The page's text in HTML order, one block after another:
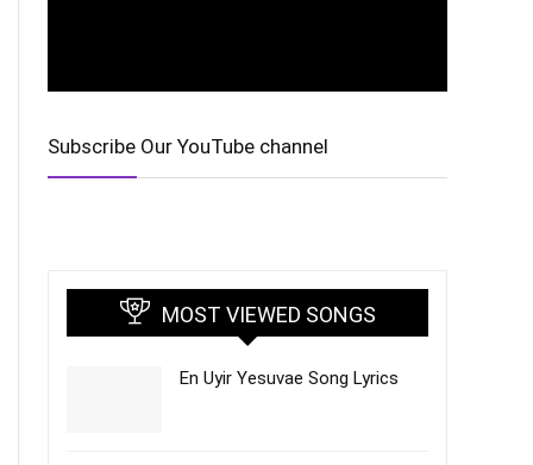
Subscribe Our YouTube channel
MOST VIEWED SONGS
En Uyir Yesuvae Song Lyrics